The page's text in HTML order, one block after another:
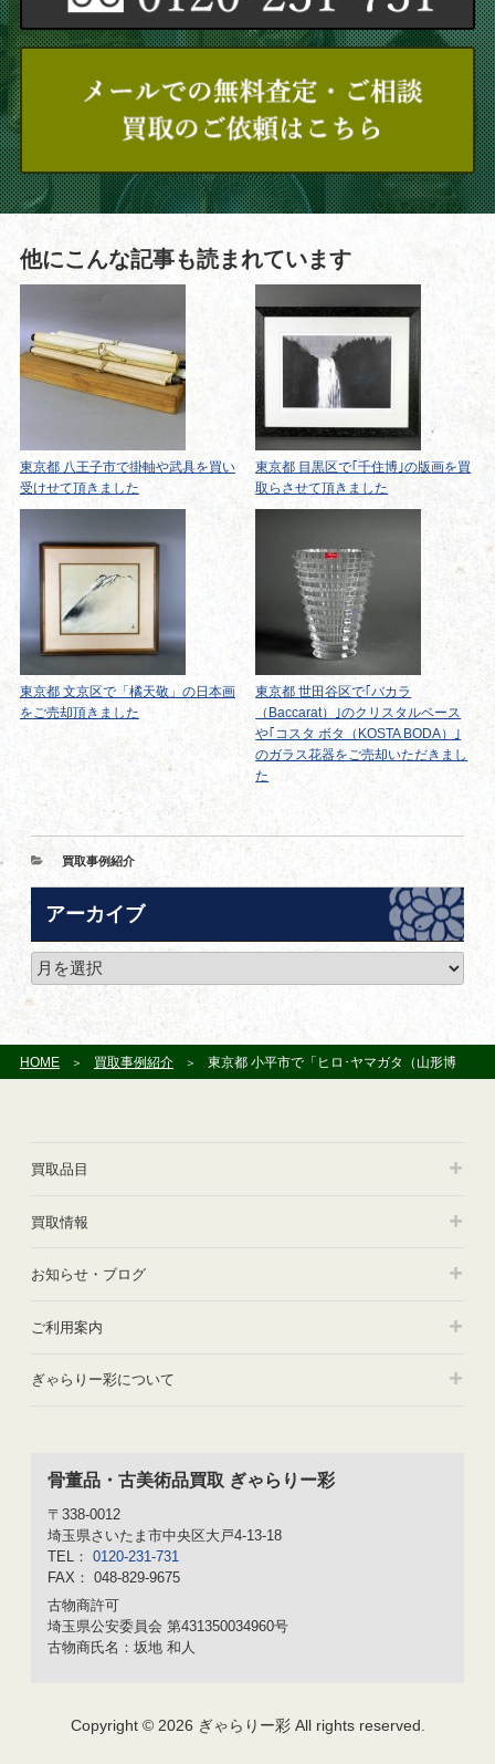
他にこんな記事も読まれています
東京都 八王子市で掛軸や武具を買い
受けせて頂きました
東京都 目黒区で｢千住博｣の版画を買
取らさせて頂きました
東京都 文京区で「橘天敬」の日本画
をご売却頂きました
東京都 世田谷区で｢バカラ
（Baccarat）｣のクリスタルベース
や｢コスタ ボタ（KOSTA BODA）｣
のガラス花器をご売却いただきまし
た
カ
リ
買取事例紹介
アーカイブ
ア
ー
カ
ブ
HOME 買取事例紹介 東京都 小平市で「ヒロ･ヤマガタ（山形博導）」作品などをお譲り頂きました
買取品目
買取情報
お知らせ・ブログ
ご利用案内
ぎゃらりー彩について
骨董品・古美術品買取 ぎゃらりー彩
〒338-0012
埼玉県さいたま市中央区大戸4-13-18
TEL： 0120-231-731
FAX： 048-829-9675
古物商許可
埼玉県公安委員会 第431350034960号
古物商氏名：坂地 和人
Copyright © 2026 ぎゃらりー彩 All rights reserved.